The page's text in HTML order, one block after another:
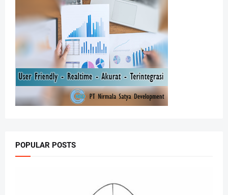
POPULAR POSTS